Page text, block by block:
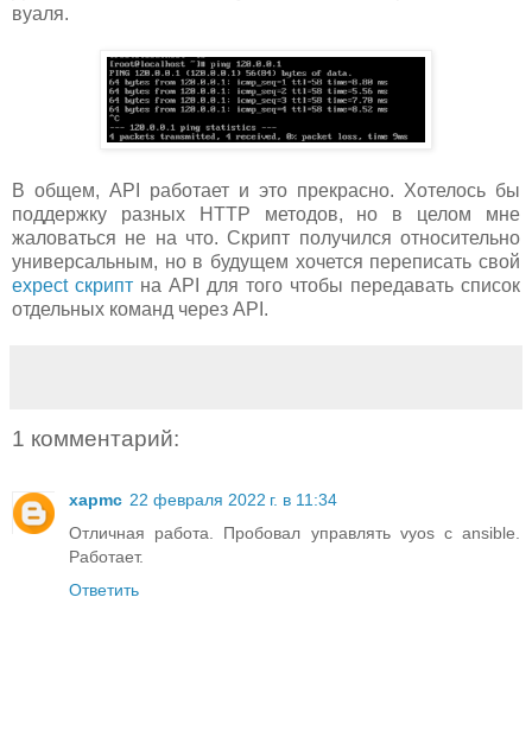
вуаля.
В общем, API работает и это прекрасно. Хотелось бы
поддержку разных HTTP методов, но в целом мне
жаловаться не на что. Скрипт получился относительно
универсальным, но в будущем хочется переписать свой
expect скрипт на API для того чтобы передавать список
отдельных команд через API.
1 комментарий:
xapmc 22 февраля 2022 г. в 11:34
Отличная работа. Пробовал управлять vyos с ansible.
Работает.
Ответить